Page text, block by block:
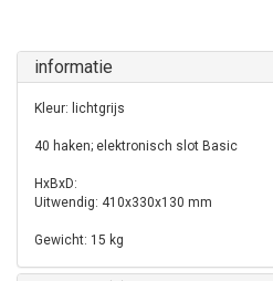
informatie
Kleur: lichtgrijs
40 haken; elektronisch slot Basic
HxBxD:
Uitwendig: 410x330x130 mm
Gewicht: 15 kg